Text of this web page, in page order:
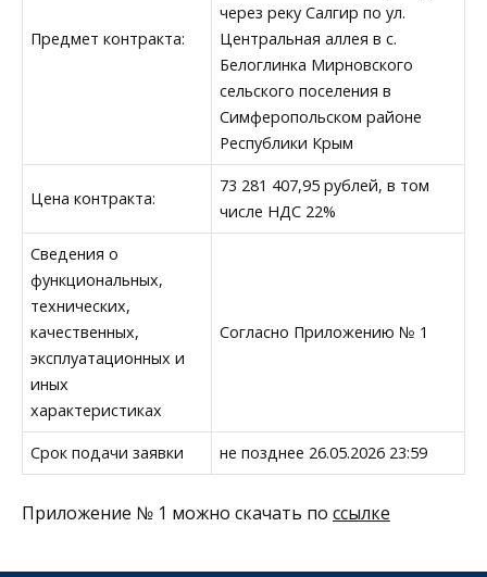
Предмет контракта:
через реку Салгир по ул.
Центральная аллея в с.
Белоглинка Мирновского
сельского поселения в
Симферопольском районе
Республики Крым
Цена контракта:
73 281 407,95 рублей, в том
числе НДС 22%
Сведения о
функциональных,
технических,
качественных,
эксплуатационных и
иных
характеристиках
Согласно Приложению № 1
Срок подачи заявки не позднее 26.05.2026 23:59
Приложение № 1 можно скачать по ссылке